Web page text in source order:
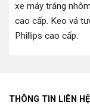
xe máy tráng nhôm
cao cấp. Keo vá
Phillips cao cấp.
THÔNG TIN LIÊN HỆ